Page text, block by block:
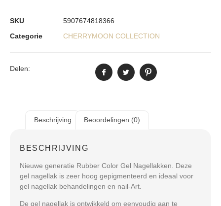
SKU
5907674818366
Categorie
CHERRYMOON COLLECTION
Delen:
Beschrijving Beoordelingen (0)
BESCHRIJVING
Nieuwe generatie Rubber Color Gel Nagellakken. Deze
gel nagellak is zeer hoog gepigmenteerd en ideaal voor
gel nagellak behandelingen en nail-Art.
De gel nagellak is ontwikkeld om eenvoudig aan te